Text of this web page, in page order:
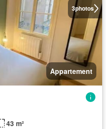
3photos
Appartement
43 m²